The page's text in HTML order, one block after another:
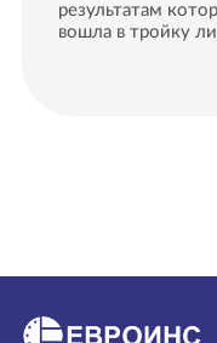
результатам
вошла в тройку